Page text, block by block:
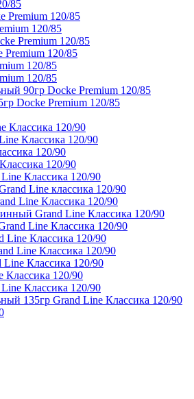
85
Premium 120/85
120/85
Premium 120/85
Premium 120/85
120/85
120/85
90гр Docke Premium 120/85
Docke Premium 120/85
Классика 120/90
Классика 120/90
120/90
120/90
Классика 120/90
Line классика 120/90
Line Классика 120/90
Grand Line Классика 120/90
Line Классика 120/90
Line Классика 120/90
Line Классика 120/90
Line Классика 120/90
Классика 120/90
Классика 120/90
135гр Grand Line Классика 120/90